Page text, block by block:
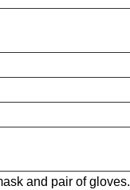
and pair of gloves.